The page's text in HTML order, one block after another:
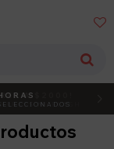

A $2000!
NI FLASH